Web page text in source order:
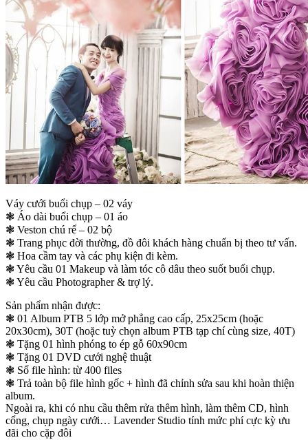
Váy cưới buổi chụp – 02 váy
❃ Áo dài buổi chụp – 01 áo
❃ Veston chú rể – 02 bộ
❃ Trang phục đời thường, đồ đôi khách hàng chuẩn bị theo tư vấn.
❃ Hoa cầm tay và các phụ kiện đi kèm.
❃ Yêu cầu 01 Makeup và làm tóc cô dâu theo suốt buổi chụp.
❃ Yêu cầu Photographer & trợ lý.
Sản phẩm nhận được:
❃ 01 Album PTB 5 lớp mở phẳng cao cấp, 25x25cm (hoặc
20x30cm), 30T (hoặc tuỳ chọn album PTB tạp chí cùng size, 40T)
❃ Tặng 01 hình phóng to ép gỗ 60x90cm
❃ Tặng 01 DVD cưới nghệ thuật
❃ Số file hình: từ 400 files
❃ Trả toàn bộ file hình gốc + hình đã chỉnh sửa sau khi hoàn thiện
album.
Ngoài ra, khi có nhu cầu thêm rửa thêm hình, làm thêm CD, hình
cổng, chụp ngày cưới… Lavender Studio tính mức phí cực kỳ ưu
đãi cho cặp đôi